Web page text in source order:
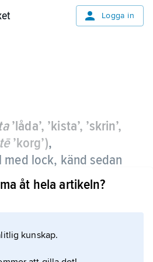
Logga in
’låda’, ’kista’, ’skrin’,
’korg’),
lock, känd sedan
åt hela artikeln?
kunskap.